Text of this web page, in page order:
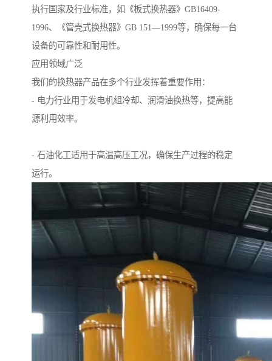
执行国家及行业标准，如《板式换热器》GB16409-
1996、《管壳式换热器》GB 151—1999等，确保每一台
设备的可靠性和耐用性。
应用领域广泛
我们的换热器产品在多个行业发挥着重要作用：
- 电力行业用于发电机组冷却、润滑油换热等，提高能
源利用效率。
- 石油化工适用于高温高压工况，确保生产过程的稳定
运行。